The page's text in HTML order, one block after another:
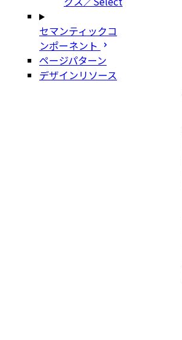
セマンティックコ
ンポーネント
ページパターン
デザインリソース